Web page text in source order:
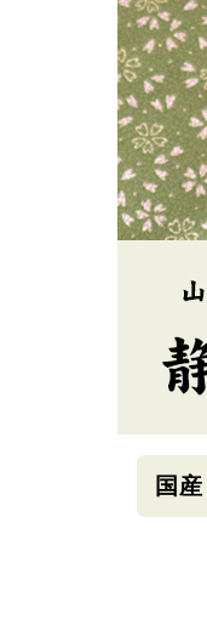
国産